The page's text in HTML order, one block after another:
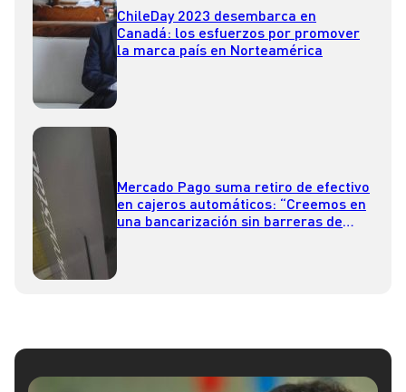
ChileDay 2023 desembarca en
Canadá: los esfuerzos por promover
la marca país en Norteamérica
Mercado Pago suma retiro de efectivo
en cajeros automáticos: “Creemos en
una bancarización sin barreras de